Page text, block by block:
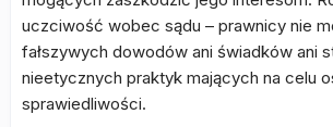
uczciwość wobec sądu – prawnicy nie
fałszywych dowodów ani świadków ani
nieetycznych praktyk mających na celu
sprawiedliwości.